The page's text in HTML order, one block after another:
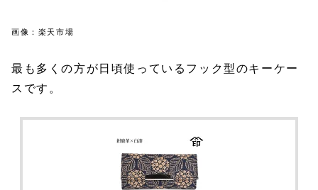
画像：楽天市場
最も多くの方が日頃使っているフック型のキーケー
スです。